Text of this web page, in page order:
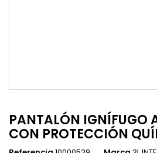
PANTALÓN IGNÍFUGO
CON PROTECCIÓN